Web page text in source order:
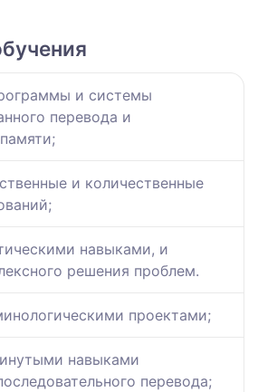
и системы
перевода и
и количественные
навыками, и
решения проблем.
проектами;
навыками
перевода;